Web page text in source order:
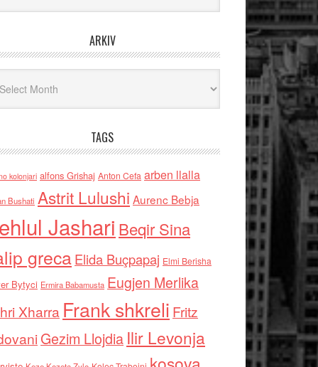
ARKIV
TAGS
kolonjari alfons Grishaj Anton Cefa arben llalla
Bushati Astrit Lulushi Aurenc Bebja
Jashari Beqir Sina
grecaElida Buçpapaj Elmi Berisha
Bytyci Ermira Babamusta Eugjen Merlika
Xharra Frank shkreli Fritz
Gezim Llojdia Ilir Levonja